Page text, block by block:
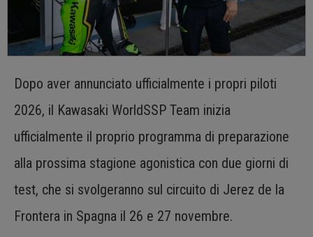
Dopo aver annunciato ufficialmente i propri piloti
2026, il Kawasaki WorldSSP Team inizia
ufficialmente il proprio programma di preparazione
alla prossima stagione agonistica con due giorni di
test, che si svolgeranno sul circuito di Jerez de la
Frontera in Spagna il 26 e 27 novembre.